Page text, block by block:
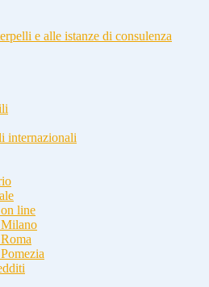
e alle istanze di consulenza
internazionali
line